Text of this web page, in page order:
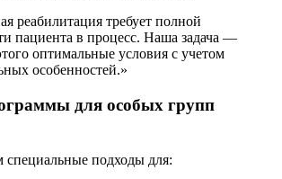
реабилитация требует полной
пациента в процесс. Наша задача —
оптимальные условия с учетом
особенностей.»
для особых групп
специальные подходы для: